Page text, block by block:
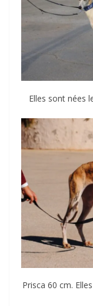
Elles sont nées
Prisca 60 cm.